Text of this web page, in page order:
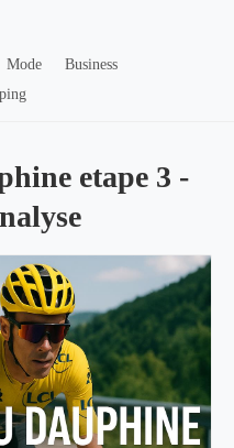
Mode
Business
etape 3 -